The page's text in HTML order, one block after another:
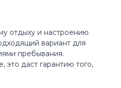
отдыху и настроению.
вариант для
пребывания.
даст гарантию того,